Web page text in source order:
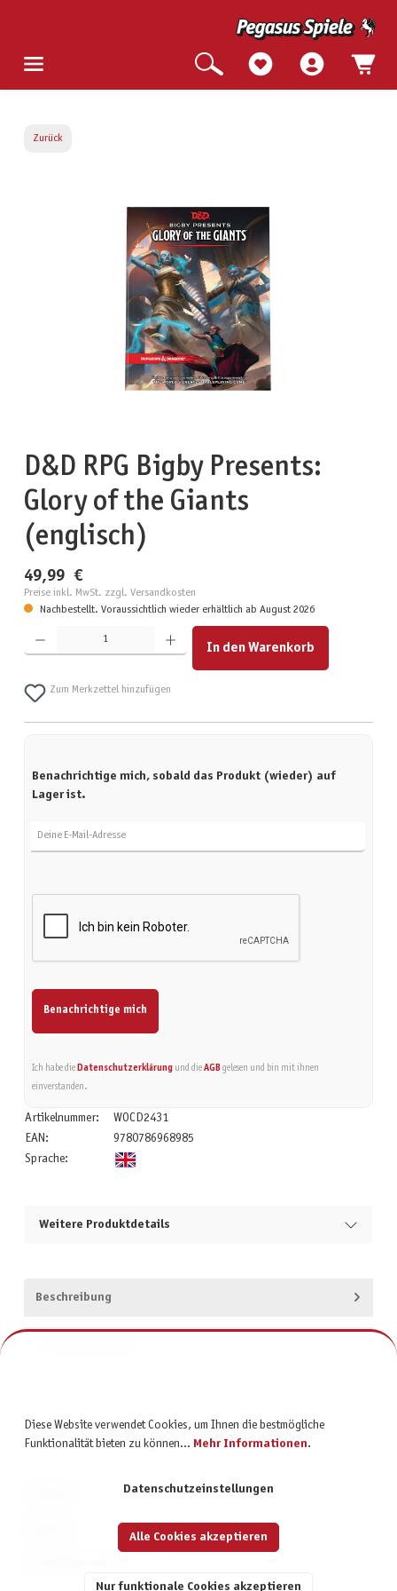
Zurück
Bildergalerie überspringen
D&D RPG Bigby Presents:
Glory of the Giants
(englisch)
49,99 €
Preise inkl. MwSt. zzgl. Versandkosten
Nachbestellt. Voraussichtlich wieder erhältlich ab August 2026
Produkt Anzahl: Gib den gewünschten Wert ein oder benutze die Schaltflächen um die Anzahl zu
In den Warenkorb
Zum Merkzettel hinzufügen
Benachrichtige mich, sobald das Produkt (wieder) auf
Lager ist.
Benachrichtige mich
Ich habe die Datenschutzerklärungund die AGBgelesen und bin mit ihnen
einverstanden.
Artikelnummer:
WOCD2431
EAN:
9780786968985
Sprache:
Weitere Produktdetails
Beschreibung
Diese Website verwendet Cookies, um Ihnen die bestmögliche
Funktionalität bieten zu können... Mehr Informationen.
Datenschutzeinstellungen
Nur funktionale Cookies akzeptieren
Alle Cookies akzeptieren